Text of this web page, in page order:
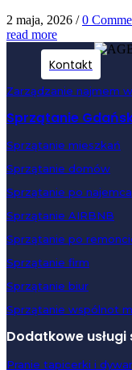
2 maja, 2026 / 0
read more
Kontakt
Zarządzanie najmem
Sprzątanie
Sprzątanie mieszkań
Sprzątanie domów
Sprzątanie po
Sprzątanie AIRBNB
Sprzątanie po
Sprzątanie firm
Sprzątanie biur
Sprzątanie wspólnot
Dodatkowe
Pranie tapicerki i